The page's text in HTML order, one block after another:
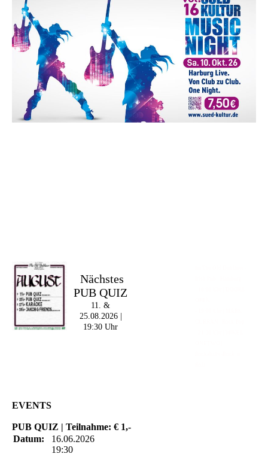
Nächstes
PUB QUIZ
11. &
25.08.2026 |
19:30 Uhr
EVENTS
PUB QUIZ | Teilnahme: € 1,-
Datum:
16.06.2026
19:30